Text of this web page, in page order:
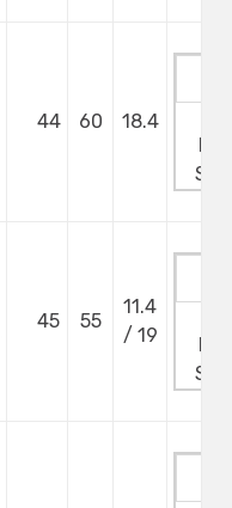
44 60 18.4
45 55
11.4
/ 19